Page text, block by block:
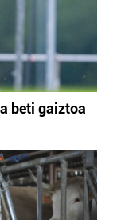
beti gaiztoa